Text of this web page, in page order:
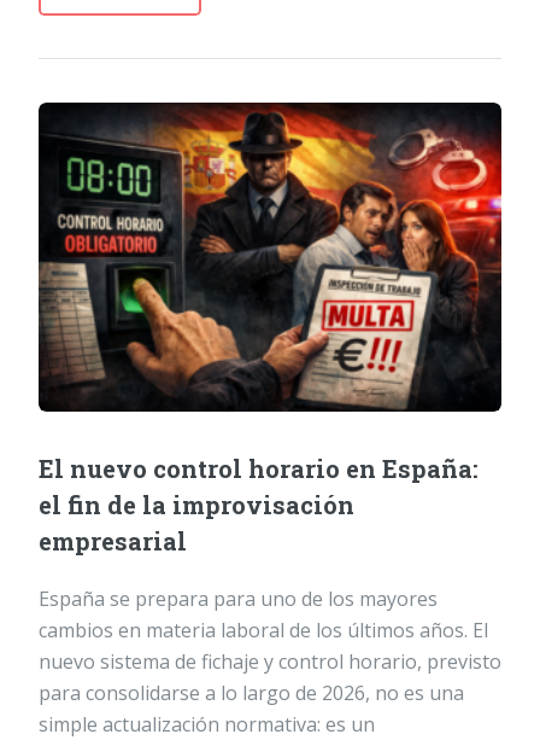
El nuevo control horario en España:
el fin de la improvisación
empresarial
España se prepara para uno de los mayores
cambios en materia laboral de los últimos años. El
nuevo sistema de fichaje y control horario, previsto
para consolidarse a lo largo de 2026, no es una
simple actualización normativa: es un